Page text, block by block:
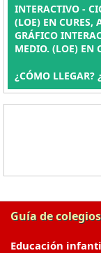
INTERACTIVO -
(LOE) EN CURES,
GRÁFICO
MEDIO. (LOE) EN
¿CÓMO LLEGAR?
Guía de
Educación